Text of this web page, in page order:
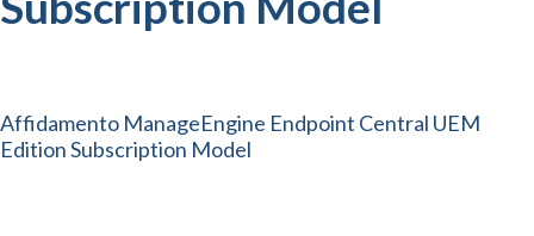
Affidamento ManageEngine Endpoint Central UEM
Edition Subscription Model